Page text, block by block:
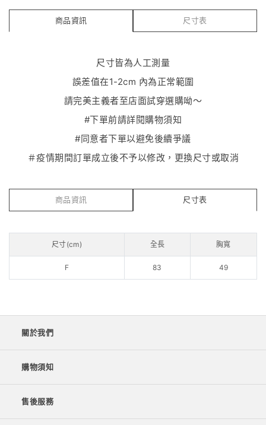
商品資訊 尺寸表
尺寸皆為人工測量
誤差值在1-2cm 內為正常範圍
請完美主義者至店面試穿選購呦～
#下單前請詳閱購物須知
#同意者下單以避免後續爭議
＃疫情期間訂單成立後不予以修改，更換尺寸或取消
商品資訊 尺寸表
尺寸(cm) 全長 胸寬
F 83 49
關於我們
購物須知
售後服務